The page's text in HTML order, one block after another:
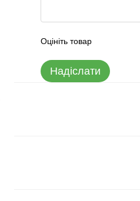
Оцініть товар
Надіслати